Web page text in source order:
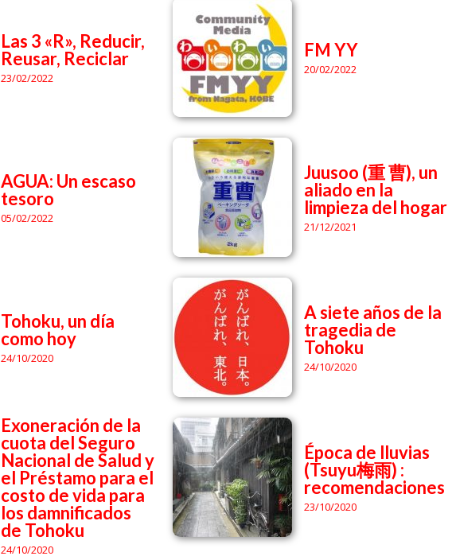
Las 3 «R», Reducir,
Reusar, Reciclar
23/02/2022
FM YY
20/02/2022
AGUA: Un escaso
tesoro
05/02/2022
Juusoo (重 曹), un
aliado en la
limpieza del hogar
21/12/2021
Tohoku, un día
como hoy
24/10/2020
A siete años de la
tragedia de
Tohoku
24/10/2020
Exoneración de la
cuota del Seguro
Nacional de Salud y
el Préstamo para el
costo de vida para
los damnificados
de Tohoku
24/10/2020
Época de lluvias
(Tsuyu梅雨) :
recomendaciones
23/10/2020